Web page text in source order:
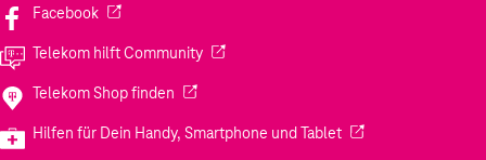
Facebook(Wird in einem neuen Tab geöffnet)
Telekom hilft Community(Wird in einem neuen Tab geöffnet)
Telekom Shop finden (Wird in einem neuen Tab geöffnet)
Hilfen für Dein Handy, Smartphone und Tablet(Wird in einem